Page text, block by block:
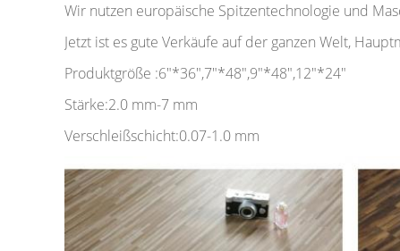
Wir nutzen europäische Spitzentechnologie und
Jetzt ist es gute Verkäufe auf der ganzen Welt,
Produktgröße :6"*36",7"*48",9"*48",12"*24"
Stärke:2.0 mm-7 mm
Verschleißschicht:0.07-1.0 mm